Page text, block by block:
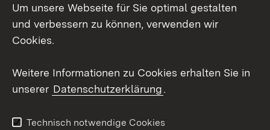
Messenger
Um unsere Webseite für Sie optimal gestalten
und verbessern zu können, verwenden wir
Cookies.
Weitere Informationen zu Cookies erhalten Sie in
unserer Datenschutzerklärung.
Technisch notwendige Cookies